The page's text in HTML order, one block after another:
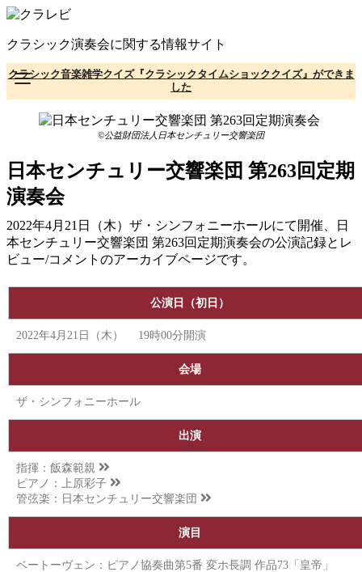
コ
テ
ン
ツ
へ
クラシック演奏会に関する情報サイト
クラシック音楽雑学クイズ『クラシックタイムショッククイズ』ができま
した
©公益財団法人日本センチュリー交響楽団
日本センチュリー交響楽団 第263回定期
演奏会
2022年4月21日（木）ザ・シンフォニーホールにて開催、日
本センチュリー交響楽団 第263回定期演奏会の公演記録とレ
ビュー/コメントのアーカイブページです。
公演日（初日）
2022年4月21日（木） 19時00分開演
会場
ザ・シンフォニーホール
出演
指揮： 飯森範親
ピアノ：
上原彩子
管弦楽： 日本センチュリー交響楽団
演目
ベートーヴェン：ピアノ協奏曲第5番 変ホ長調 作品73「皇帝」